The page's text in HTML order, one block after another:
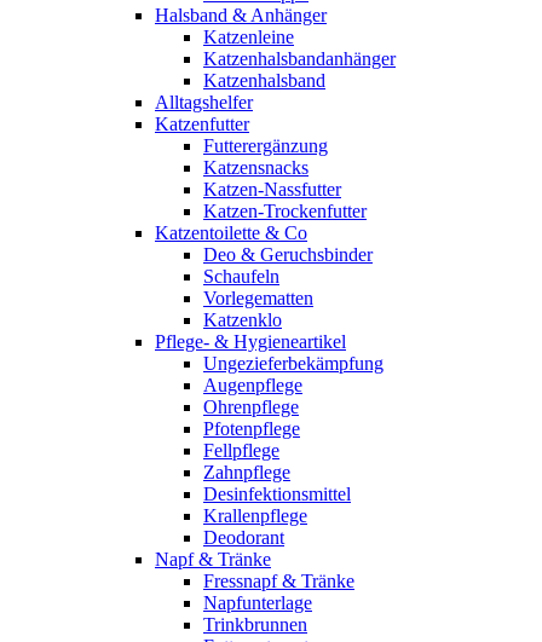
Halsband & Anhänger
Katzenleine
Katzenhalsbandanhänger
Katzenhalsband
Alltagshelfer
Katzenfutter
Futterergänzung
Katzensnacks
Katzen-Nassfutter
Katzen-Trockenfutter
Katzentoilette & Co
Deo & Geruchsbinder
Schaufeln
Vorlegematten
Katzenklo
Pflege- & Hygieneartikel
Ungezieferbekämpfung
Augenpflege
Ohrenpflege
Pfotenpflege
Fellpflege
Zahnpflege
Desinfektionsmittel
Krallenpflege
Deodorant
Napf & Tränke
Fressnapf & Tränke
Napfunterlage
Trinkbrunnen